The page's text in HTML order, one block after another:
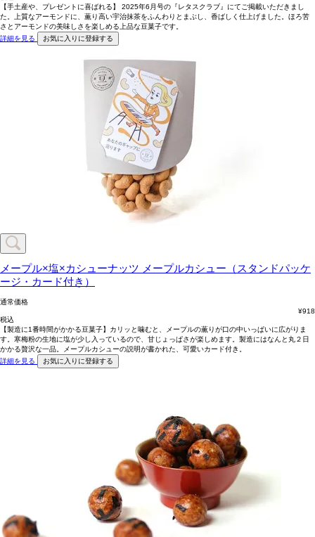
【手土産や、プレゼントに喜ばれる】 2025年6月号の『レタスクラブ』にてご掲載いただきまし
た。上質なアーモンドに、薫り高い宇治抹茶をふんわりとまぶし、香ばしく仕上げました。ほろ苦
さとアーモンドの美味しさを楽しめる上品な豆菓子です。
詳細を見る
お気に入りに登録する
メープル×塩×カシューナッツ メープルカシュー（スタンドパッケ
ージ・カード付き）
通常価格
¥918
税込
【製造に1番時間がかかる豆菓子】カリッと噛むと、メープルの薫りが口の中いっぱいに広がりま
す。寒梅粉の生地に塩が少し入っているので、甘じょっぱさが楽しめます。製造にはなんと丸２日
かかる贅沢な一品。メープルカシューの説明が書かれた、可愛いカード付き。
詳細を見る
お気に入りに登録する